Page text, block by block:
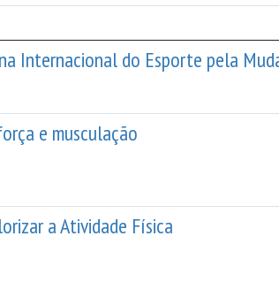
Internacional do Esporte pela
e musculação
a Atividade Física